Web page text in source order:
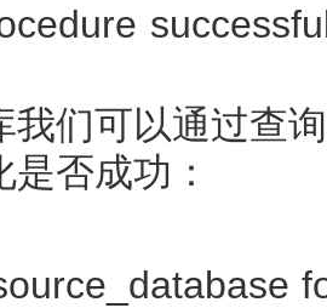
我们可以通过查
否成功：